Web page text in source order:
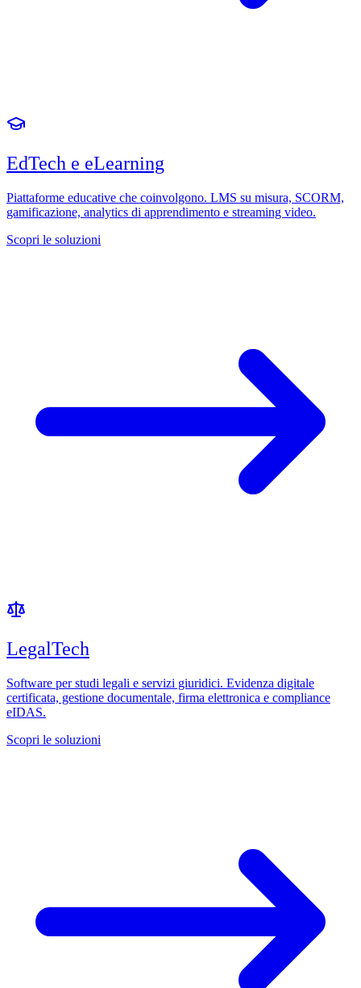
EdTech e eLearning
Piattaforme educative che coinvolgono. LMS su misura, SCORM,
gamificazione, analytics di apprendimento e streaming video.
Scopri le soluzioni
LegalTech
Software per studi legali e servizi giuridici. Evidenza digitale
certificata, gestione documentale, firma elettronica e compliance
eIDAS.
Scopri le soluzioni